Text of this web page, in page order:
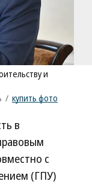
и
/ купить фото
в
с
(ГПУ)